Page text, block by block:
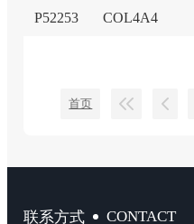
P52253 COL4A4
首页
联系方式 CONTACT